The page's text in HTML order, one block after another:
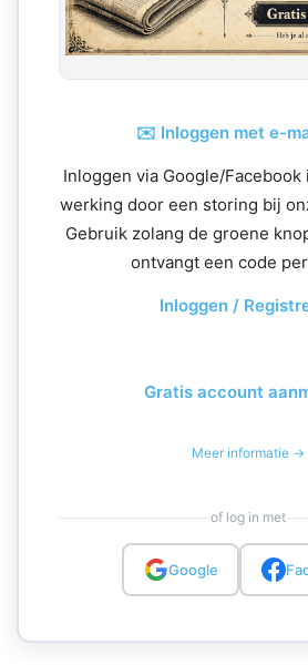
✉️ Inloggen met e-
Inloggen via Google/
werking door een storing bij
Gebruik zolang de groene
ontvangt een code
Inloggen /
Gratis account
Meer informatie →
of log in met
Google